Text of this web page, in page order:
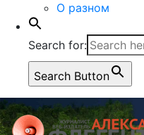
О разном
Search for:
Search Button